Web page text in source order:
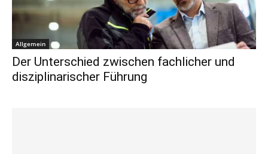
Allgemein
Der Unterschied zwischen fachlicher und
disziplinarischer Führung